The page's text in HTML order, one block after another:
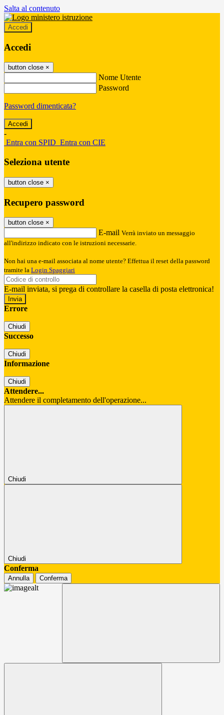
Salta al contenuto
Accedi
Accedi
button close ×
Nome Utente
Password
Password dimenticata?
-
Entra con SPID Entra con CIE
Seleziona utente
button close ×
Recupero password
button close ×
E-mail Verrà inviato un messaggio
all'indirizzo indicato con le istruzioni necessarie.
Non hai una e-mail associata al nome utente? Effettua il reset della password
tramite la Login Spaggiari
E-mail inviata, si prega di controllare la casella di posta elettronica!
Errore
Chiudi
Successo
Chiudi
Informazione
Chiudi
Attendere...
Attendere il completamento dell'operazione...
Chiudi
Chiudi
Conferma
Annulla Conferma